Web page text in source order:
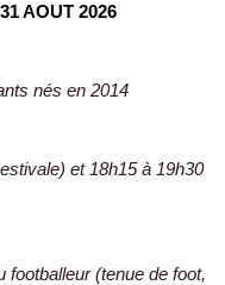
AOUT 2026
nés en 2014
et 18h15 à 19h30
footballeur (tenue de foot,